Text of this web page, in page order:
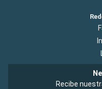
Recibe